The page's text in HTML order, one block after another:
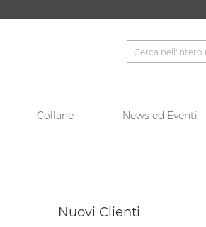
Collane News ed Eventi
Nuovi Clienti